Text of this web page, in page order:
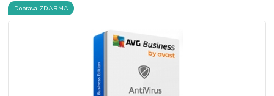
Doprava ZDARMA